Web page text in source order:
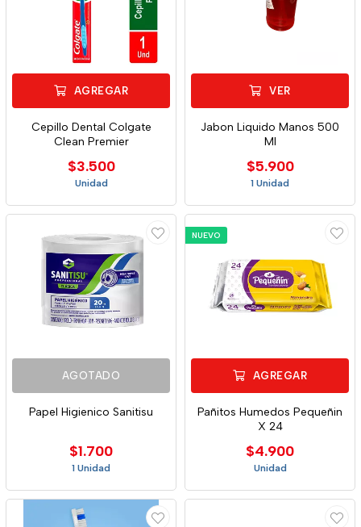
AGREGAR
Cepillo Dental Colgate
Clean Premier
$3.500
Unidad
VER
Jabon Liquido Manos 500
Ml
$5.900
1 Unidad
AGOTADO
Papel Higienico Sanitisu
$1.700
1 Unidad
NUEVO
AGREGAR
Pañitos Humedos Pequeñin
X 24
$4.900
Unidad